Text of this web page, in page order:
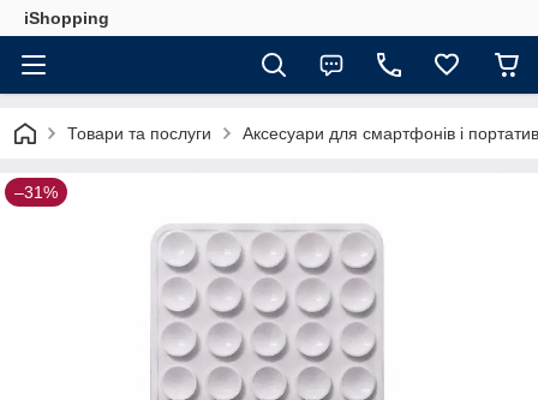
iShopping
Товари та послуги Аксесуари для смартфонів і
–31%